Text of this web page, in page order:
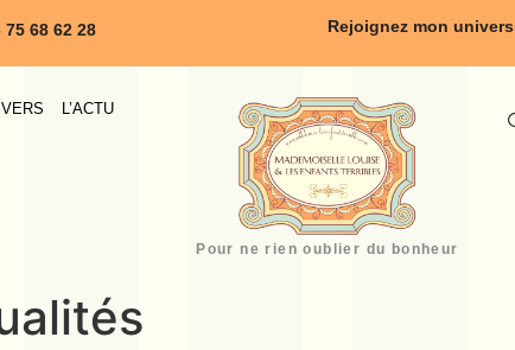
75 68 62 28 Rejoignez mon univers
L’ACTU
Pour ne rien oublier du bonheur